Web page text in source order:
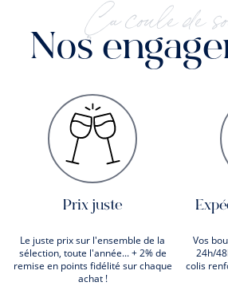
Ça coule de
Nos
Prix juste
Le juste prix sur l'ensemble de la
sélection, toute l'année... + 2% de
remise en points fidélité sur chaque
achat !
Vos
24h/
colis